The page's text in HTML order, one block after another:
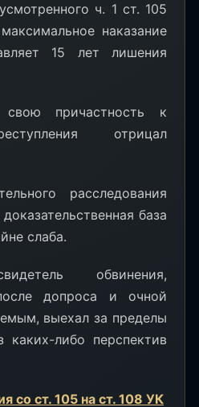
ч. 1 ст. 105
наказание
15 лет лишения
причастность к
отрицал
расследования
база
слаба.
обвинения,
допроса и очной
выехал за пределы
либо перспектив